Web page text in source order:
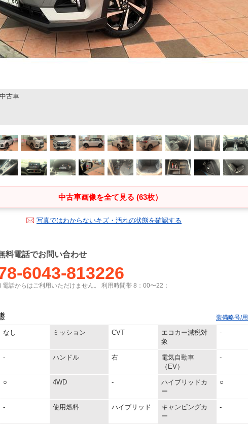
古車
中古車画像を全て見る (63枚）
写真ではわからないキズ・汚れの状態を確認する
料電話でお問い合わせ
6043-813226
話からはご利用いただけません。 利用時間帯 8：00〜22：
装備略号/
なし ミッション CVT
エコカー減税対
象
-
- ハンドル 右
電気自動車
（EV）
-
○ 4WD -
ハイブリッドカ
ー
○
- 使用燃料 ハイブリッド
キャンピングカ
ー
-